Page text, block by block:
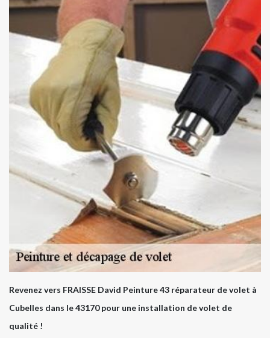
Revenez vers FRAISSE David Peinture 43 réparateur de volet à
Cubelles dans le 43170 pour une installation de volet de
qualité !